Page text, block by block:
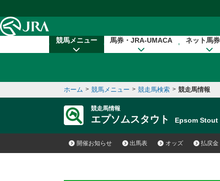
競馬メニュー 馬券・JRA-UMACA ネット馬
ホーム > 競馬メニュー > 競走馬検索 > 競走馬情報
競走馬情報
エプソムスタウト Epsom Stout
開催お知らせ 出馬表 オッズ 払戻金